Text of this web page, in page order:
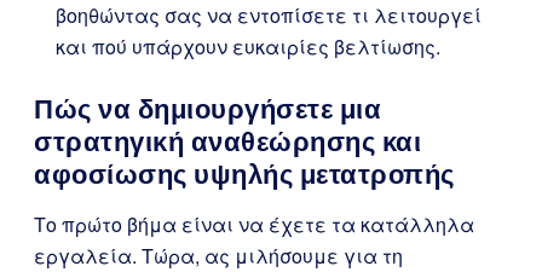
βοηθώντας σας να εντοπίσετε τι λειτουργεί
και πού υπάρχουν ευκαιρίες βελτίωσης.
Πώς να δημιουργήσετε μια
στρατηγική αναθεώρησης και
αφοσίωσης υψηλής μετατροπής
Το πρώτο βήμα είναι να έχετε τα κατάλληλα
εργαλεία. Τώρα, ας μιλήσουμε για τη